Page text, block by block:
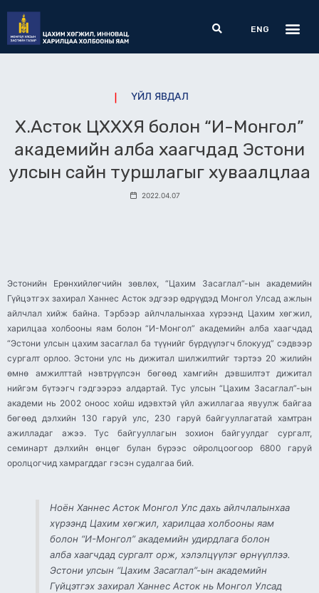
content
Search
ENG
ҮЙЛ ЯВДАЛ
Х.Асток ЦХХХЯ болон “И-Монгол”
академийн алба хаагчдад Эстони
улсын сайн туршлагыг хуваалцлаа
2022.04.07
Эстонийн Ерөнхийлөгчийн зөвлөх, “Цахим Засаглал”-ын академийн
Гүйцэтгэх захирал Ханнес Асток эдгээр өдрүүдэд Монгол Улсад ажлын
айлчлал хийж байна. Тэрбээр айлчлалынхаа хүрээнд Цахим хөгжил,
харилцаа холбооны яам болон “И-Монгол” академийн алба хаагчдад
“Эстони улсын цахим засаглал ба түүнийг бүрдүүлэгч блокууд” сэдвээр
сургалт орлоо. Эстони улс нь дижитал шилжилтийг тэртээ 20 жилийн
өмнө амжилттай нэвтрүүлсэн бөгөөд хамгийн дэвшилтэт дижитал
нийгэм бүтээгч гэдгээрээ алдартай. Тус улсын “Цахим Засаглал”-ын
академи нь 2002 оноос хойш идэвхтэй үйл ажиллагаа явуулж байгаа
бөгөөд дэлхийн 130 гаруй улс, 230 гаруй байгууллагатай хамтран
ажилладаг ажээ. Тус байгууллагын зохион байгуулдаг сургалт,
семинарт дэлхийн өнцөг булан бүрээс ойролцоогоор 6800 гаруй
оролцогчид хамрагддаг гэсэн судалгаа бий.
Ноён Ханнес Асток Монгол Улс дахь айлчлалынхаа
хүрээнд Цахим хөгжил, харилцаа холбооны яам
болон “И-Монгол” академийн удирдлага болон
алба хаагчдад сургалт орж, хэлэлцүүлэг өрнүүллээ.
Эстони улсын “Цахим Засаглал”-ын академийн
Гүйцэтгэх захирал Ханнес Асток нь Монгол Улсад